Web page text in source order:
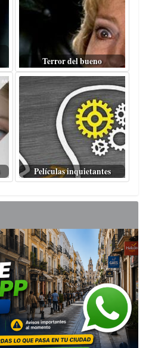
Terror del bueno
Películas inquietantes